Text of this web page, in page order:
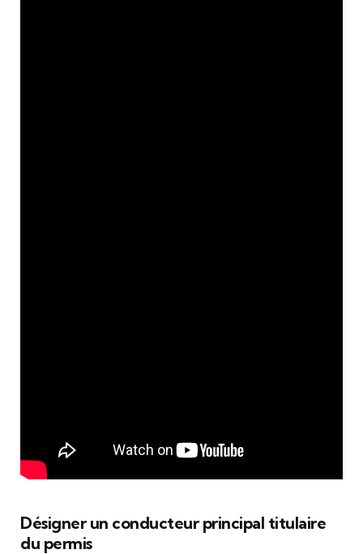
Désigner un conducteur principal titulaire
du permis